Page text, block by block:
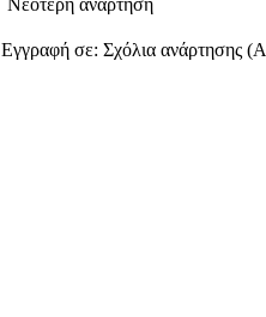
Εγγραφή σε: Σχόλια ανάρτησης